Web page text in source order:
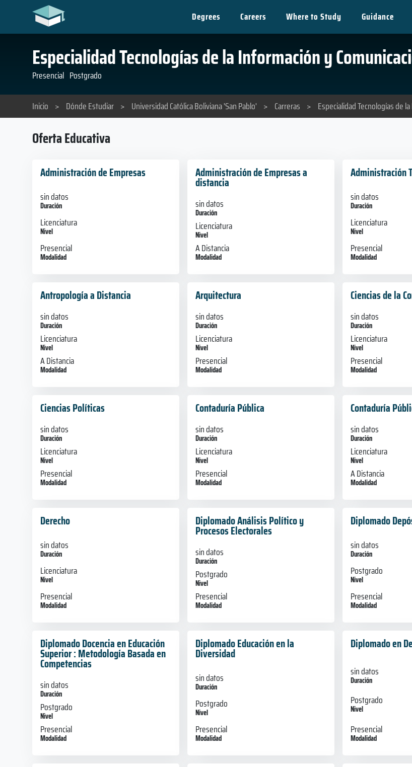
Degrees Careers Where to Study Guidance
Especialidad Tecnologías de la Información y
Presencial Postgrado
Inicio > Dónde Estudiar > Universidad Católica Boliviana 'San Pablo' > Carreras > Especialidad Tecnologías de
Oferta Educativa
Administración de Empresas
sin datos
Duración
Licenciatura
Nivel
Presencial
Modalidad
Administración de Empresas a
distancia
sin datos
Duración
Licenciatura
Nivel
A Distancia
Modalidad
Administración
sin datos
Duración
Licenciatura
Nivel
Presencial
Modalidad
Antropología a Distancia
sin datos
Duración
Licenciatura
Nivel
A Distancia
Modalidad
Arquitectura
sin datos
Duración
Licenciatura
Nivel
Presencial
Modalidad
Ciencias de la
sin datos
Duración
Licenciatura
Nivel
Presencial
Modalidad
Ciencias Políticas
sin datos
Duración
Licenciatura
Nivel
Presencial
Modalidad
Contaduría Pública
sin datos
Duración
Licenciatura
Nivel
Presencial
Modalidad
Contaduría
sin datos
Duración
Licenciatura
Nivel
A Distancia
Modalidad
Derecho
sin datos
Duración
Licenciatura
Nivel
Presencial
Modalidad
Diplomado Análisis Político y
Procesos Electorales
sin datos
Duración
Postgrado
Nivel
Presencial
Modalidad
Diplomado
sin datos
Duración
Postgrado
Nivel
Presencial
Modalidad
Diplomado Docencia en Educación
Superior : Metodología Basada en
Competencias
sin datos
Duración
Postgrado
Nivel
Presencial
Modalidad
Diplomado Educación en la
Diversidad
sin datos
Duración
Postgrado
Nivel
Presencial
Modalidad
Diplomado en
sin datos
Duración
Postgrado
Nivel
Presencial
Modalidad